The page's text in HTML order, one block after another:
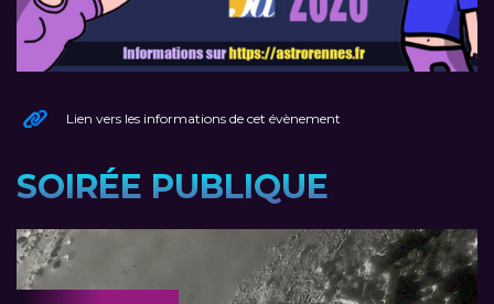
Lien vers les informations de cet évènement
SOIRÉE PUBLIQUE